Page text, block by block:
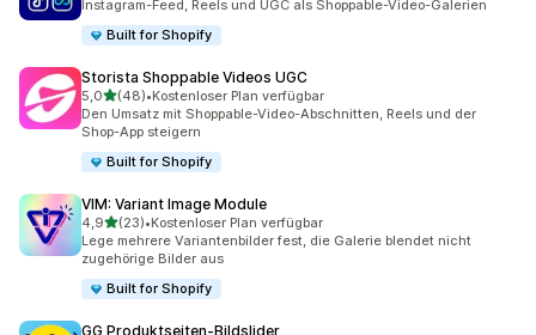
Instagram-Feed, Reels und UGC als Shoppable-Video-Galerien
Built for Shopify
Storista Shoppable Videos UGC
5,0von 5 Sternen
(48)
48 Rezensionen insgesamt
•Kostenloser Plan verfügbar
Den Umsatz mit Shoppable-Video-Abschnitten, Reels und der
Shop-App steigern
Built for Shopify
VIM: Variant Image Module
4,9von 5 Sternen
(23)
23 Rezensionen insgesamt
•Kostenloser Plan verfügbar
Lege mehrere Variantenbilder fest, die Galerie blendet nicht
zugehörige Bilder aus
Built for Shopify
GG Produktseiten‑Bildslider